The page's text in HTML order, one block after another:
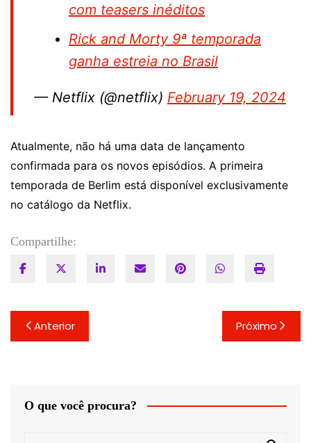
com teasers inéditos
Rick and Morty 9ª temporada
ganha estreia no Brasil
— Netflix (@netflix) February 19, 2024
Atualmente, não há uma data de lançamento
confirmada para os novos episódios. A primeira
temporada de Berlim está disponível exclusivamente
no catálogo da Netflix.
Compartilhe:
Navegação
de
Anterior Próximo
O que você procura?